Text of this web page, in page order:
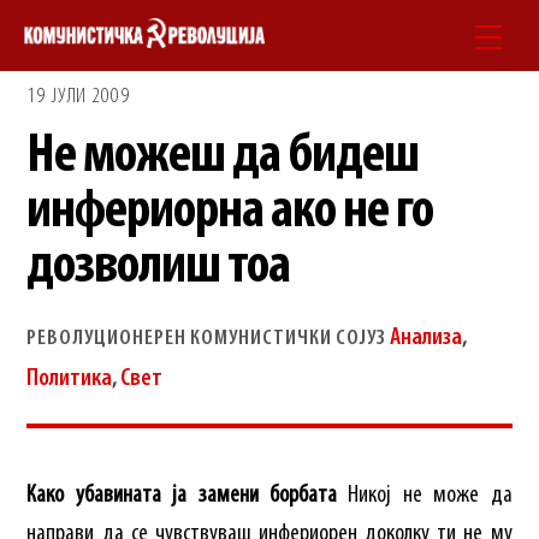
Skip
content
19 ЈУЛИ 2009
Не можеш да бидеш
инфериорна ако не го
дозволиш тоа
РЕВОЛУЦИОНЕРЕН КОМУНИСТИЧКИ СОЈУЗ Анализа,
Политика,Свет
Како убавината ја замени борбата Никој не може да